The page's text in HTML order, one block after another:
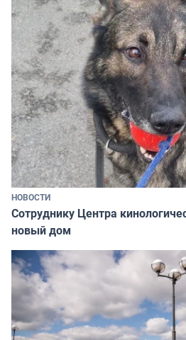
НОВОСТИ
Сотруднику Центра
новый дом